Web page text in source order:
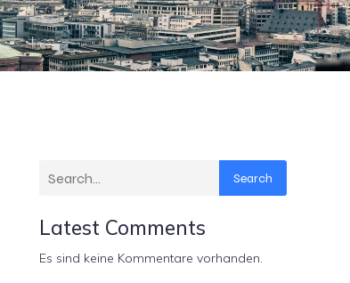
Search
Latest Comments
Es sind keine Kommentare vorhanden.